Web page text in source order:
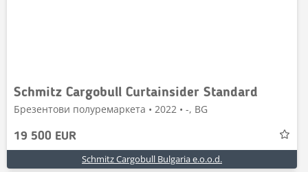
Schmitz Cargobull Curtainsider Standard
Брезентови полуремаркета • 2022 • -, BG
19 500 EUR
Schmitz Cargobull Bulgaria e.o.o.d.